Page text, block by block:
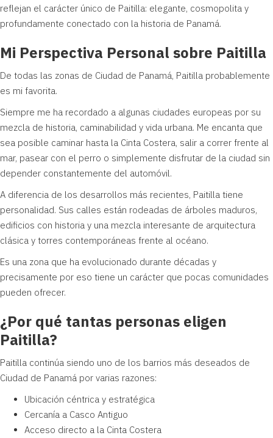
reflejan el carácter único de Paitilla: elegante, cosmopolita y
profundamente conectado con la historia de Panamá.
Mi Perspectiva Personal sobre Paitilla
De todas las zonas de Ciudad de Panamá, Paitilla probablemente
es mi favorita.
Siempre me ha recordado a algunas ciudades europeas por su
mezcla de historia, caminabilidad y vida urbana. Me encanta que
sea posible caminar hasta la Cinta Costera, salir a correr frente al
mar, pasear con el perro o simplemente disfrutar de la ciudad sin
depender constantemente del automóvil.
A diferencia de los desarrollos más recientes, Paitilla tiene
personalidad. Sus calles están rodeadas de árboles maduros,
edificios con historia y una mezcla interesante de arquitectura
clásica y torres contemporáneas frente al océano.
Es una zona que ha evolucionado durante décadas y
precisamente por eso tiene un carácter que pocas comunidades
pueden ofrecer.
¿Por qué tantas personas eligen
Paitilla?
Paitilla continúa siendo uno de los barrios más deseados de
Ciudad de Panamá por varias razones:
Ubicación céntrica y estratégica
Cercanía a Casco Antiguo
Acceso directo a la Cinta Costera